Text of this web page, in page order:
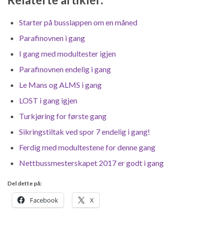
Starter på busslappen om en måned
Parafinovnen i gang
I gang med modultester igjen
Parafinovnen endelig i gang
Le Mans og ALMS i gang
LOST i gang igjen
Turkjøring for første gang
Sikringstiltak ved spor 7 endelig i gang!
Ferdig med modultestene for denne gang
Nettbussmesterskapet 2017 er godt i gang
Del dette på:
Facebook X